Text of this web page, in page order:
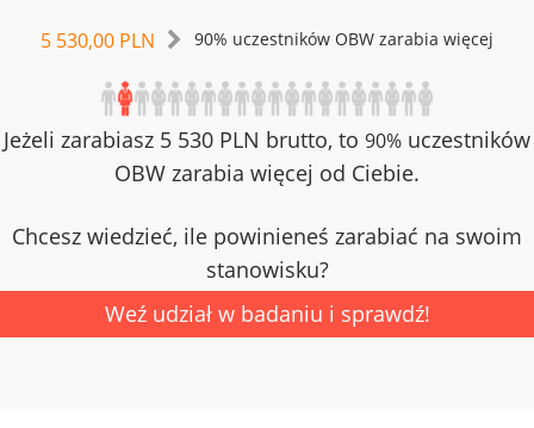
5 530,00 PLN 90% uczestników OBW zarabia więcej
Jeżeli zarabiasz 5 530 PLN brutto, to 90% uczestników
OBW zarabia więcej od Ciebie.
Chcesz wiedzieć, ile powinieneś zarabiać na swoim
stanowisku?
Weź udział w badaniu i sprawdź!